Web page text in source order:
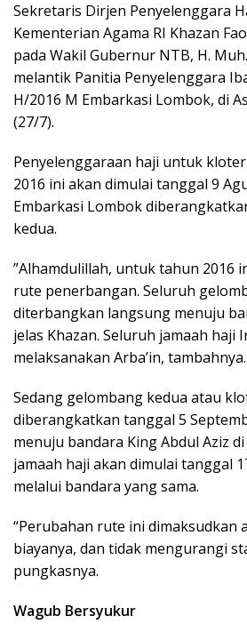
Sekretaris Dirjen Penyelenggara
Kementerian Agama RI Khazan
pada Wakil Gubernur NTB, H.
melantik Panitia Penyelenggara
H/2016 M Embarkasi Lombok, di
(27/7).
Penyelenggaraan haji untuk
2016 ini akan dimulai tanggal 9
Embarkasi Lombok
kedua.
”Alhamdulillah, untuk tahun 2016
rute penerbangan. Seluruh
diterbangkan langsung menuju
jelas Khazan. Seluruh jamaah haji
melaksanakan Arba’in, tambahnya.
Sedang gelombang kedua atau
diberangkatkan tanggal 5
menuju bandara King Abdul Aziz
jamaah haji akan dimulai tanggal
melalui bandara yang sama.
“Perubahan rute ini dimaksudkan
biayanya, dan tidak mengurangi
pungkasnya.
Wagub Bersyukur